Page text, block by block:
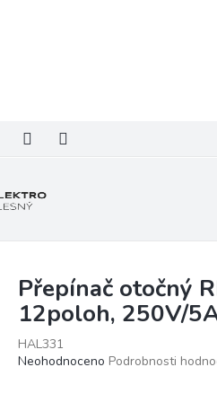
Přepínač otočný
12poloh, 250V/
HAL331
Průměrné
Neohodnoceno Podrobnosti